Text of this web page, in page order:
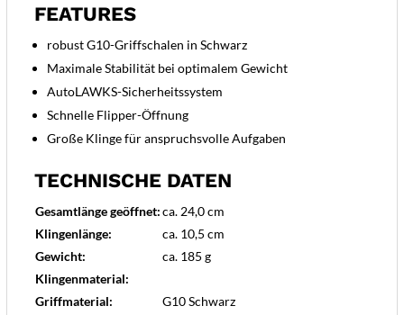
FEATURES
robust G10-Griffschalen in Schwarz
Maximale Stabilität bei optimalem Gewicht
AutoLAWKS-Sicherheitssystem
Schnelle Flipper-Öffnung
Große Klinge für anspruchsvolle Aufgaben
TECHNISCHE DATEN
Gesamtlänge geöffnet:ca. 24,0 cm
Klingenlänge:
ca. 10,5 cm
Gewicht:
ca. 185 g
Klingenmaterial:
Griffmaterial:
G10 Schwarz